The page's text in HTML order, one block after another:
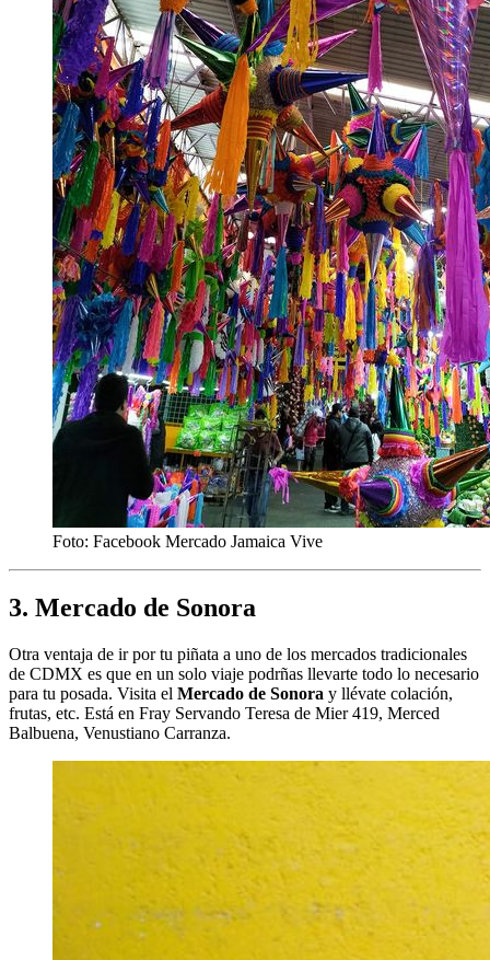
Foto: Facebook Mercado Jamaica Vive
3. Mercado de Sonora
Otra ventaja de ir por tu piñata a uno de los mercados tradicionales
de CDMX es que en un solo viaje podrñas llevarte todo lo necesario
para tu posada. Visita el Mercado de Sonora y llévate colación,
frutas, etc. Está en Fray Servando Teresa de Mier 419, Merced
Balbuena, Venustiano Carranza.